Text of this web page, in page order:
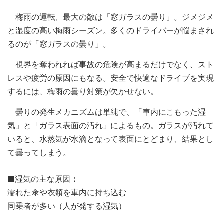
梅雨の運転、最大の敵は「窓ガラスの曇り」。ジメジメ
と湿度の高い梅雨シーズン。多くのドライバーが悩まされ
るのが「窓ガラスの曇り」。
視界を奪われれば事故の危険が高まるだけでなく、スト
レスや疲労の原因にもなる。安全で快適なドライブを実現
するには、梅雨の曇り対策が欠かせない。
曇りの発生メカニズムは単純で、「車内にこもった湿
気」と「ガラス表面の汚れ」によるもの。ガラスが汚れて
いると、水蒸気が水滴となって表面にとどまり、結果とし
て曇ってしまう。
■湿気の主な原因 ：
濡れた傘や衣類を車内に持ち込む
同乗者が多い（人が発する湿気）